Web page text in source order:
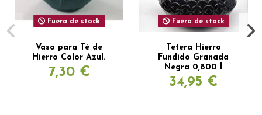
Fuera de stock
Vaso para Té de
Hierro Color Azul.
7,30 €
Fuera de stock
Tetera Hierro
Fundido Granada
Negra 0,800 l
34,95 €